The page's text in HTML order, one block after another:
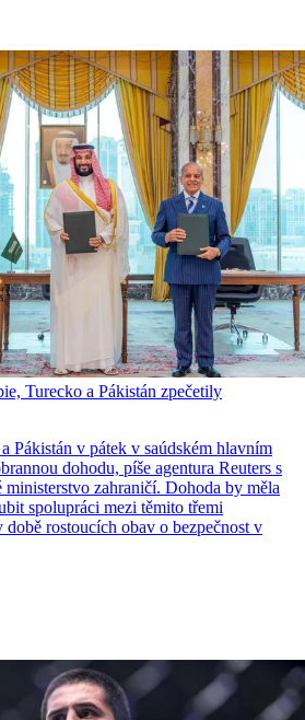
Turecko a Pákistán zpečetily
Pákistán v pátek v saúdském hlavním
dohodu, píše agentura Reuters s
ministerstvo zahraničí. Dohoda by měla
spolupráci mezi těmito třemi
rostoucích obav o bezpečnost v